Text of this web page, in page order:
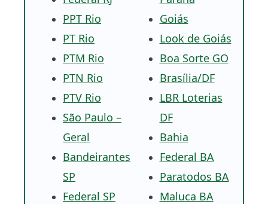
PPT Rio
PT Rio
PTM Rio
PTN Rio
PTV Rio
São Paulo –
Geral
Bandeirantes
SP
Federal SP
Goiás
Look de Goiás
Boa Sorte GO
Brasília/DF
LBR Loterias
DF
Bahia
Federal BA
Paratodos BA
Maluca BA